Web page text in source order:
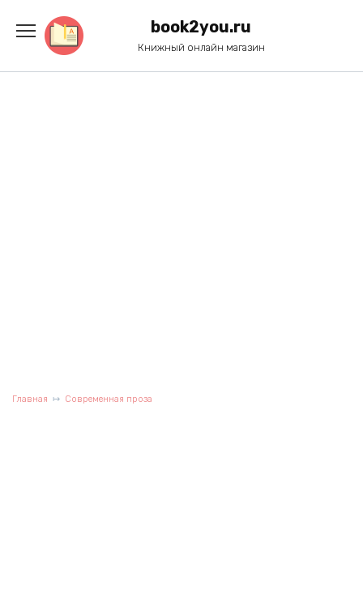
содержанию
book2you.ru
Книжный онлайн магазин
Главная Современная проза